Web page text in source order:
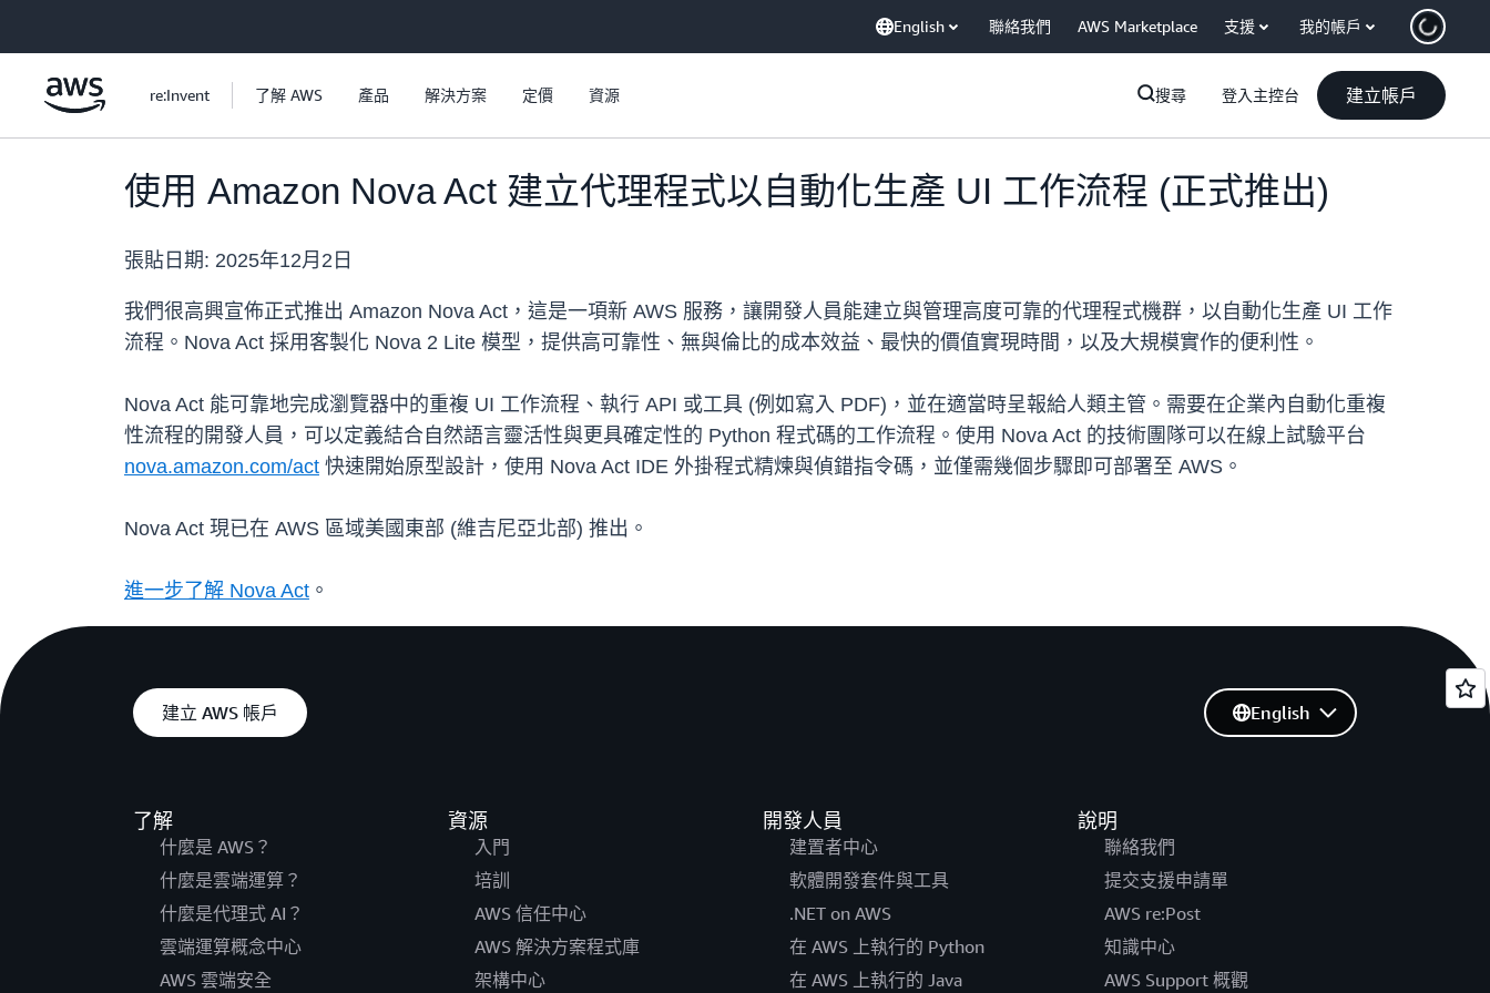
English 聯絡我們 AWS Marketplace 支援 我的帳戶
re:Invent 了解 AWS 產品 解決方案 定價 資源 搜尋 登入主控台 建立帳戶
使用 Amazon Nova Act 建立代理程式以自動化生產 UI 工作流程 (正式推出)
張貼日期: 2025年12月2日
我們很高興宣佈正式推出 Amazon Nova Act，這是一項新 AWS 服務，讓開發人員能建立與管理高度可靠的代理程式機群，以自動化生產 UI 工作
流程。Nova Act 採用客製化 Nova 2 Lite 模型，提供高可靠性、無與倫比的成本效益、最快的價值實現時間，以及大規模實作的便利性。
Nova Act 能可靠地完成瀏覽器中的重複 UI 工作流程、執行 API 或工具 (例如寫入 PDF)，並在適當時呈報給人類主管。需要在企業內自動化重複
性流程的開發人員，可以定義結合自然語言靈活性與更具確定性的 Python 程式碼的工作流程。使用 Nova Act 的技術團隊可以在線上試驗平台
nova.amazon.com/act 快速開始原型設計，使用 Nova Act IDE 外掛程式精煉與偵錯指令碼，並僅需幾個步驟即可部署至 AWS。
Nova Act 現已在 AWS 區域美國東部 (維吉尼亞北部) 推出。
進一步了解 Nova Act 。
建立 AWS 帳戶
了解
什麼是 AWS？
什麼是雲端運算？
什麼是代理式 AI？
雲端運算概念中心
AWS 雲端安全
資源
入門
培訓
AWS 信任中心
AWS 解決方案程式庫
架構中心
開發人員
建置者中心
軟體開發套件與工具
.NET on AWS
在 AWS 上執行的 Python
在 AWS 上執行的 Java
說明
聯絡我們
提交支援申請單
AWS re:Post
知識中心
AWS Support 概觀
English